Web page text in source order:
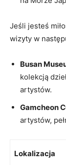
Jeśli jesteś
wizyty w
Busan
kolekcją
artystów.
Gamcheon
artystów,
Lokalizacja